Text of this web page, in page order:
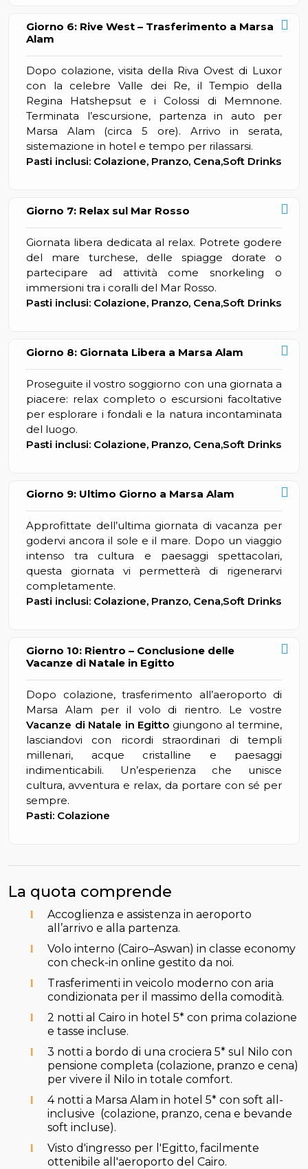
Giorno 6: Rive West – Trasferimento a Marsa
Alam
Dopo colazione, visita della Riva Ovest di Luxor
con la celebre Valle dei Re, il Tempio della
Regina Hatshepsut e i Colossi di Memnone.
Terminata l’escursione, partenza in auto per
Marsa Alam (circa 5 ore). Arrivo in serata,
sistemazione in hotel e tempo per rilassarsi.
Pasti inclusi: Colazione, Pranzo, Cena,Soft Drinks
Giorno 7: Relax sul Mar Rosso
Giornata libera dedicata al relax. Potrete godere
del mare turchese, delle spiagge dorate o
partecipare ad attività come snorkeling o
immersioni tra i coralli del Mar Rosso.
Pasti inclusi: Colazione, Pranzo, Cena,Soft Drinks
Giorno 8: Giornata Libera a Marsa Alam
Proseguite il vostro soggiorno con una giornata a
piacere: relax completo o escursioni facoltative
per esplorare i fondali e la natura incontaminata
del luogo.
Pasti inclusi: Colazione, Pranzo, Cena,Soft Drinks
Giorno 9: Ultimo Giorno a Marsa Alam
Approfittate dell’ultima giornata di vacanza per
godervi ancora il sole e il mare. Dopo un viaggio
intenso tra cultura e paesaggi spettacolari,
questa giornata vi permetterà di rigenerarvi
completamente.
Pasti inclusi: Colazione, Pranzo, Cena,Soft Drinks
Giorno 10: Rientro – Conclusione delle
Vacanze di Natale in Egitto
Dopo colazione, trasferimento all’aeroporto di
Marsa Alam per il volo di rientro. Le vostre
Vacanze di Natale in Egitto giungono al termine,
lasciandovi con ricordi straordinari di templi
millenari, acque cristalline e paesaggi
indimenticabili. Un’esperienza che unisce
cultura, avventura e relax, da portare con sé per
sempre.
Pasti: Colazione
La quota comprende
Accoglienza e assistenza in aeroporto
all’arrivo e alla partenza.
Volo interno (Cairo–Aswan) in classe economy
con check-in online gestito da noi.
Trasferimenti in veicolo moderno con aria
condizionata per il massimo della comodità.
2 notti al Cairo in hotel 5* con prima colazione
e tasse incluse.
3 notti a bordo di una crociera 5* sul Nilo con
pensione completa (colazione, pranzo e cena)
per vivere il Nilo in totale comfort.
4 notti a Marsa Alam in hotel 5* con soft all-
inclusive (colazione, pranzo, cena e bevande
soft incluse).
Visto d'ingresso per l'Egitto, facilmente
ottenibile all'aeroporto del Cairo.